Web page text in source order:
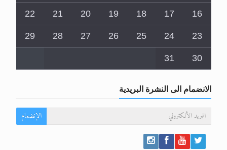
16
17
18
19
20
21
22
23
24
25
26
27
28
29
30
31
الانضمام الى النشرة البريدية
الإنضمام